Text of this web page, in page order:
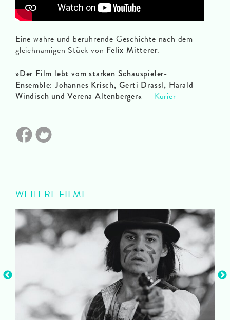
Eine wahre und berührende Geschichte nach dem
gleichnamigen Stück von Felix Mitterer.
»Der Film lebt vom starken Schauspieler-
Ensemble: Johannes Krisch, Gerti Drassl, Harald
Windisch und Verena Altenberger« – Kurier
WEITERE FILME